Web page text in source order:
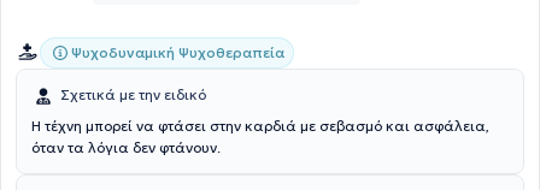
τη διεξαγωγή σεμιναρίων για τη σχέση γονέα - παιδιού, την
αυτοπεποίθηση και την προσωπική ανάπτυξη. Είναι ενεργό μέλος
της Ελληνικής και της Ευρωπαϊκής Εταιρείας Συμβουλευτικής.
Ψυχοδυναμική Ψυχοθεραπεία
Σχετικά με την ειδικό
Η τέχνη μπορεί να φτάσει στην καρδιά με σεβασμό και ασφάλεια,
όταν τα λόγια δεν φτάνουν.